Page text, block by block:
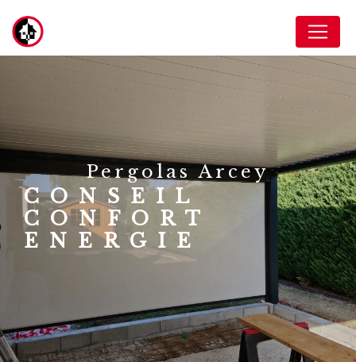
pergolas Arcey
CONSEIL
CONFORT
ENERGIE